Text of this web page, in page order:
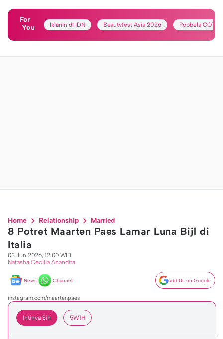
For
You
Iklanin di IDN Beautyfest Asia 2026 Popbela OOTD
Home Relationship Married
8 Potret Maarten Paes Lamar Luna Bijl di
Italia
03 Jun 2026, 12:00 WIB
Natasha Cecilia Anandita
News Channel Add Us on Google
instagram.com/maartenpaes
Intinya Sih 5W1H